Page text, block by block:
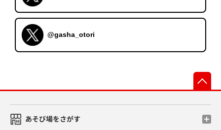
@gasha_otori
あそび場をさがす